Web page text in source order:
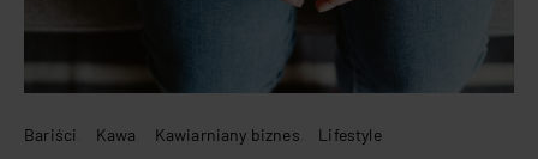
Bariści Kawa Kawiarniany biznes Lifestyle